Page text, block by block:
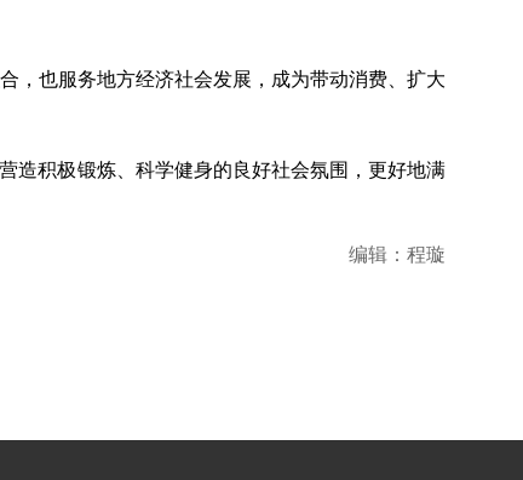
，也服务地方经济社会发展，成为带动消费、扩大
造积极锻炼、科学健身的良好社会氛围，更好地满
编辑：程璇